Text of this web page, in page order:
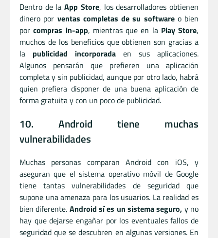
Dentro de laApp Store, los desarrolladores obtienen
dinero por ventas completas de su softwareo bien
porcompras in-app, mientras que en la Play Store,
muchos de los beneficios que obtienen son gracias a
la publicidad incorporada en sus aplicaciones.
Algunos pensarán que prefieren una aplicación
completa y sin publicidad, aunque por otro lado, habrá
quien prefiera disponer de una buena aplicación de
forma gratuita y con un poco de publicidad.
10. Android tiene muchas
vulnerabilidades
Muchas personas comparan Android con iOS, y
aseguran que el sistema operativo móvil de Google
tiene tantas vulnerabilidades de seguridad que
supone una amenaza para los usuarios. La realidad es
bien diferente. Android sí es un sistema seguro, y no
hay que dejarse engañar por los eventuales fallos de
seguridad que se descubren en algunas versiones. En